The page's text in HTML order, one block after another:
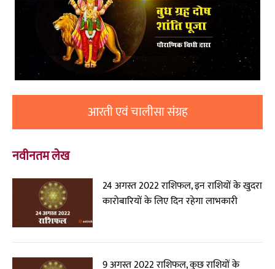
आरती एवं चालीसा संग्रह
नवीनतम लेख
24 अगस्त 2022 राशिफल, इन राशियों के खुदरा
कारोबारियों के लिए दिन रहेगा लाभकारी
9 अगस्त 2022 राशिफल, कुछ राशियों के